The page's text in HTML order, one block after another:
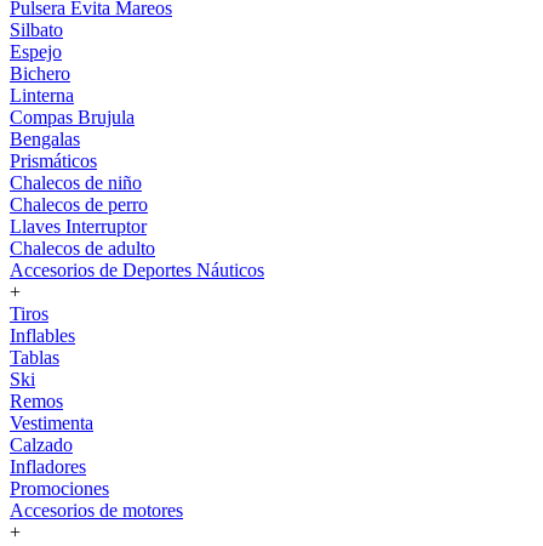
Pulsera Evita Mareos
Silbato
Espejo
Bichero
Linterna
Compas Brujula
Bengalas
Prismáticos
Chalecos de niño
Chalecos de perro
Llaves Interruptor
Chalecos de adulto
Accesorios de Deportes Náuticos
+
Tiros
Inflables
Tablas
Ski
Remos
Vestimenta
Calzado
Infladores
Promociones
Accesorios de motores
+